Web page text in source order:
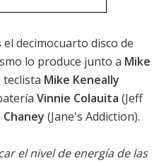
el decimocuarto disco de
lo produce junto a Mike
teclista Mike Keneally
Vinnie Colauita (Jeff
Chaney (Jane's Addiction).
el nivel de energía de las